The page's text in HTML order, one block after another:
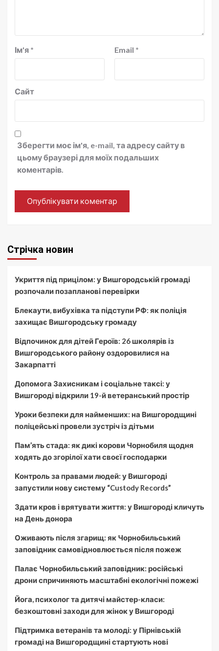
Ім'я * Email *
Сайт
Зберегти моє ім'я, e-mail, та адресу сайту в
цьому браузері для моїх подальших
коментарів.
Стрічка новин
Укриття під прицілом: у Вишгородській громаді
розпочали позапланові перевірки
Блекаути, вибухівка та підступи РФ: як поліція
захищає Вишгородську громаду
Відпочинок для дітей Героїв: 26 школярів із
Вишгородського району оздоровилися на
Закарпатті
Допомога Захисникам і соціальне таксі: у
Вишгороді відкрили 19-й ветеранський простір
Уроки безпеки для найменших: на Вишгородщині
поліцейські провели зустріч із дітьми
Пам’ять стада: як дикі корови Чорнобиля щодня
ходять до згорілої хати своєї господарки
Контроль за правами людей: у Вишгороді
запустили нову систему “Custody Records”
Здати кров і врятувати життя: у Вишгороді кличуть
на День донора
Оживають після згарищ: як Чорнобильський
заповідник самовідновлюється після пожеж
Палає Чорнобильський заповідник: російські
дрони спричиняють масштабні екологічні пожежі
Йога, психолог та дитячі майстер-класи:
безкоштовні заходи для жінок у Вишгороді
Підтримка ветеранів та молоді: у Пірнівській
громаді на Вишгородщині стартують нові